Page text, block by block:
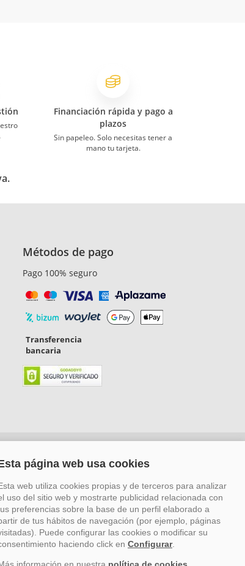
Financiación rápida y pago a
plazos
Sin papeleo. Solo necesitas tener a
mano tu tarjeta.
Métodos de pago
Pago 100% seguro
Transferencia
bancaria
Málaga. CP: 29006) Tel: +34 917 815 555 -
2
el impulso de la innovación, el desarrollo